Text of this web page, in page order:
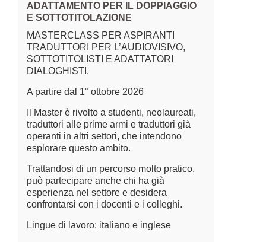
ADATTAMENTO PER IL DOPPIAGGIO
E SOTTOTITOLAZIONE
MASTERCLASS PER ASPIRANTI
TRADUTTORI PER L’AUDIOVISIVO,
SOTTOTITOLISTI E ADATTATORI
DIALOGHISTI.
A partire dal 1° ottobre 2026
Il Master è rivolto a studenti, neolaureati,
traduttori alle prime armi e traduttori già
operanti in altri settori, che intendono
esplorare questo ambito.
Trattandosi di un percorso molto pratico,
può partecipare anche chi ha già
esperienza nel settore e desidera
confrontarsi con i docenti e i colleghi.
Lingue di lavoro: italiano e inglese